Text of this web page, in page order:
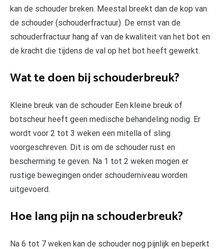
kan de schouder breken. Meestal breekt dan de kop van
de schouder (schouderfractuur). De ernst van de
schouderfractuur hang af van de kwaliteit van het bot en
de kracht die tijdens de val op het bot heeft gewerkt.
Wat te doen bij schouderbreuk?
Kleine breuk van de schouder Een kleine breuk of
botscheur heeft geen medische behandeling nodig. Er
wordt voor 2 tot 3 weken een mitella of sling
voorgeschreven. Dit is om de schouder rust en
bescherming te geven. Na 1 tot 2 weken mogen er
rustige bewegingen onder schouderniveau worden
uitgevoerd.
Hoe lang pijn na schouderbreuk?
Na 6 tot 7 weken kan de schouder nog pijnlijk en beperkt